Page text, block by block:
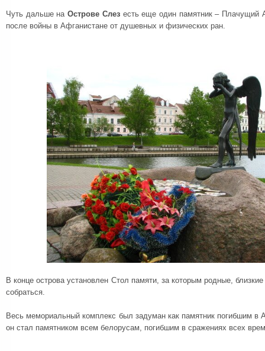
Чуть дальше наОстрове Слезесть еще один памятник – Плачущий
после войны в Афганистане от душевных и физических ран.
В конце острова установлен Стол памяти, за которым родные,
собраться.
Весь мемориальный комплекс был задуман как памятник погибшим в
он стал памятником всем белорусам, погибшим в сражениях всех